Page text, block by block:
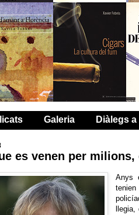
Galeria Diàlegs
es venen per milions,
Anys
tenien